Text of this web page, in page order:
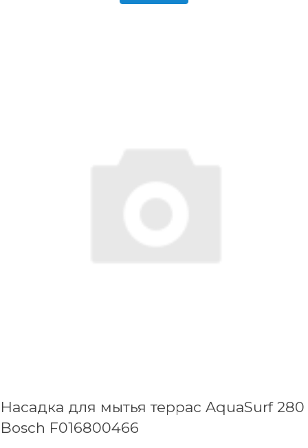
Насадка для мытья террас AquaSurf 280
Bosch F016800466